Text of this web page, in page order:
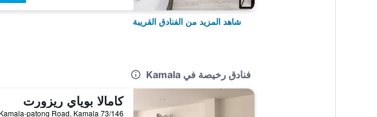
شاهد المزيد من الفنادق القريبة
فنادق رخيصة في Kamala
كامالا بوياي ريزورت